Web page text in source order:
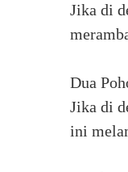
Jika di
Dua
Jika di
ini